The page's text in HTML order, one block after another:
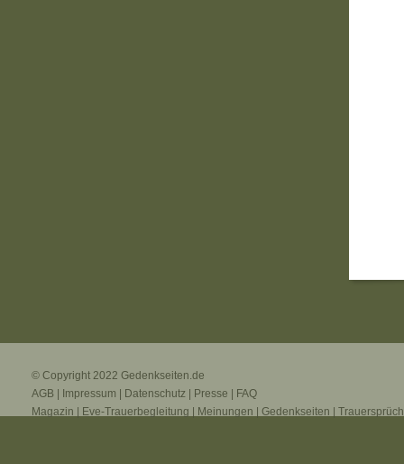
© Copyright 2022 Gedenkseiten.de
AGB
Impressum Datenschutz Presse
FAQ
Magazin
Eve-Trauerbegleitung Meinungen Gedenkseiten